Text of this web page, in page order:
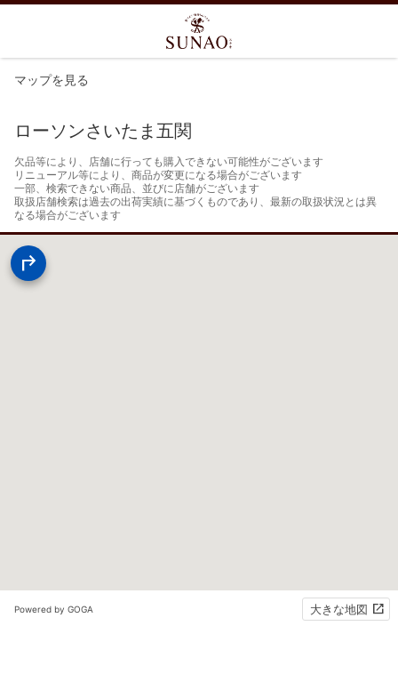
マップを見る
ローソンさいたま五関
欠品等により、店舗に行っても購入できない可能性がございます
リニューアル等により、商品が変更になる場合がございます
一部、検索できない商品、並びに店舗がございます
取扱店舗検索は過去の出荷実績に基づくものであり、最新の取扱状況とは異
なる場合がございます
Powered by GOGA 大きな地図